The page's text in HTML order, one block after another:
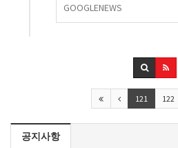
GOOGLENEWS
121 122
공지사항